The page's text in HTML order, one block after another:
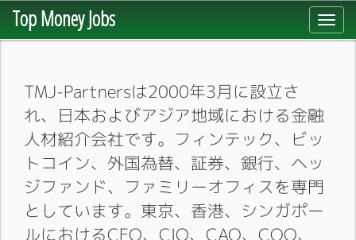
Top Money Jobs
TMJ-Partnersは2000年3月に設立さ
れ、日本およびアジア地域における金融
人材紹介会社です。フィンテック、ビッ
トコイン、外国為替、証券、銀行、ヘッ
ジファンド、ファミリーオフィスを専門
としています。東京、香港、シンガポー
ルにおけるCEO、CIO、CAO、COO、